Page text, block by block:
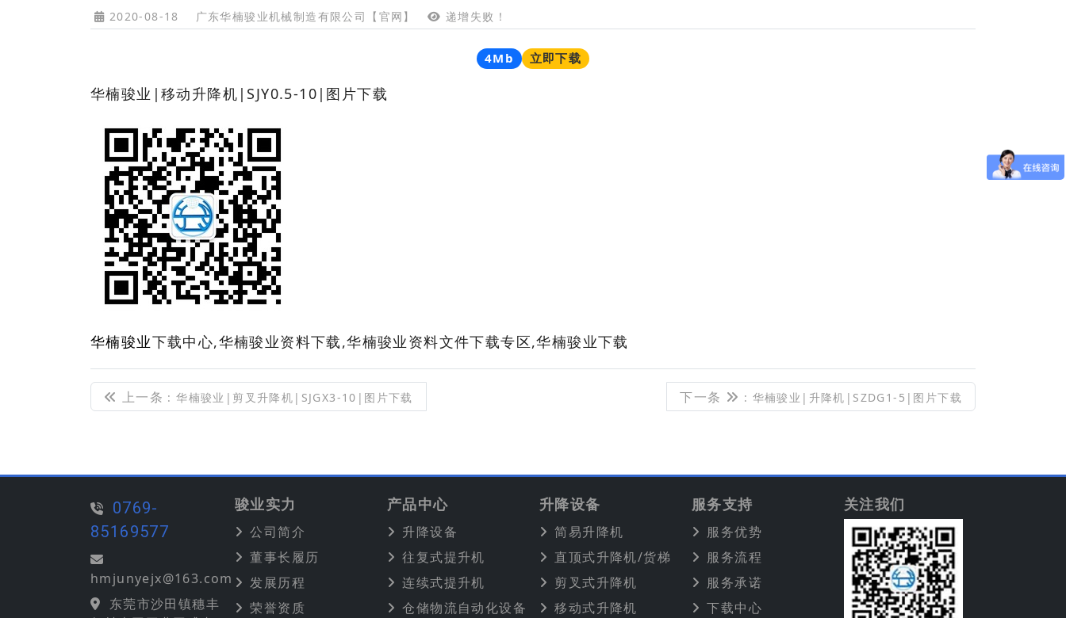
2020-08-18 广东华楠骏业机械制造有限公司【官网】 递增失败！
4Mb 立即下载
华楠骏业|移动升降机|SJY0.5-10|图片下载
华楠骏业下载中心,华楠骏业资料下载,华楠骏业资料文件下载专区,华楠骏业下载
上一条 : 华楠骏业|剪叉升降机|SJGX3-10|图片下载 下一条 : 华楠骏业|升降机|SZDG1-5|图片下载
0769-
85169577
hmjunyejx@163.com
东莞市沙田镇穗丰
骏业实力
公司简介
董事长履历
发展历程
荣誉资质
产品中心
升降设备
往复式提升机
连续式提升机
仓储物流自动化设备
升降设备
简易升降机
直顶式升降机/货梯
剪叉式升降机
移动式升降机
服务支持
服务优势
服务流程
服务承诺
下载中心
关注我们